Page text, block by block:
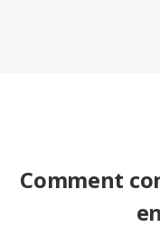
Comment